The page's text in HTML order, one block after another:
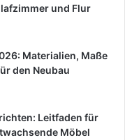
und Flur
Materialien, Maße
den Neubau
Leitfaden für
Möbel